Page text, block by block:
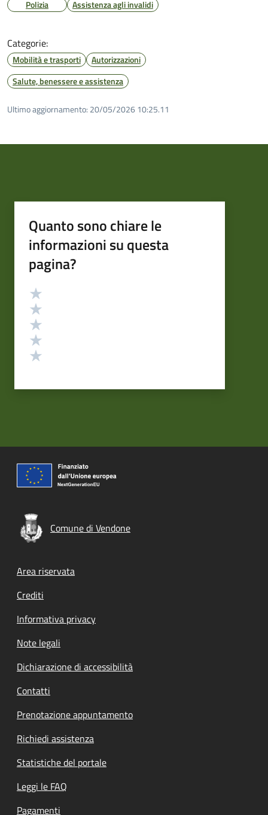
Polizia Assistenza agli invalidi
Categorie:
Mobilità e trasporti
Autorizzazioni
Salute, benessere e assistenza
Ultimo aggiornamento: 20/05/2026 10:25.11
Quanto sono chiare le
informazioni su questa
pagina?
Valutazione
Comune di Vendone
Footer menu
Area riservata
Crediti
Informativa privacy
Note legali
Dichiarazione di accessibilità
Contatti
Prenotazione appuntamento
Richiedi assistenza
Statistiche del portale
Leggi le FAQ
Pagamenti